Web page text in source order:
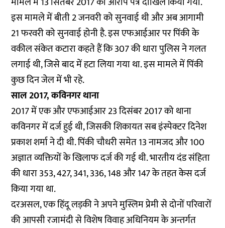
इस मामले में बीती 2 जनवरी को सुनवाई थी और अब आगामी
21 फरवरी को सुनवाई होनी है. इस एफआईआर पर पिंकी के
वकील संकेत कटारा कहते हैं कि 307 की धारा पुलिस ने गलत
लगाई थी, जिसे बाद में हटा लिया गया था. इस मामले में पिंकी
कुछ दिन जेल में भी रहे.
साल 2017, कविनगर थाना
2017 में एक और एफआईआर 23 दिसंबर 2017 को थाना
कविनगर में दर्ज हुई थी, जिसकी शिकायत सब इंस्पेक्टर दिनेश
प्रकाश शर्मा ने दी थी. पिंकी चौधरी समेत 13 नामजद और 100
अज्ञात व्यक्तियों के खिलाफ दर्ज की गई थी. भारतीय दंड संहिता
की धारा 353, 427, 341, 336, 148 और 147 के तहत केस दर्ज
किया गया था.
दरअसल, एक हिंदू लड़की ने अपने मुस्लिम प्रेमी से दोनों परिवारों
की आपसी रजामंदी से विशेष विवाह अधिनियम के अन्तर्गत